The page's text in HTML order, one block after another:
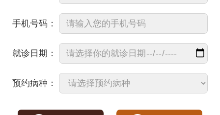
手机号码：
就诊日期：
预约病种：